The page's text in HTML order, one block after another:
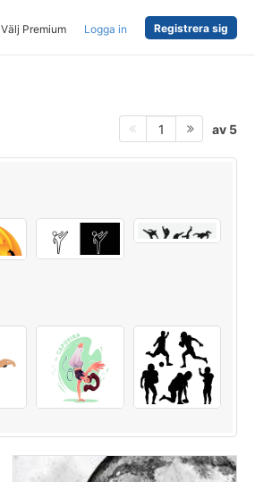
Välj Premium Logga in Registrera sig
1 av 5